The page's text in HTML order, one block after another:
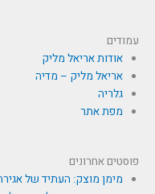
עמודים
אודות אריאל מליק
אריאל מליק – מדיה
גלריה
מפת אתר
פוסטים אחרונים
מימן מוצק: העתיד של